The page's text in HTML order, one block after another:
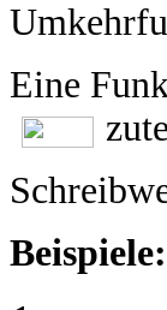
Eine
Beispiele: